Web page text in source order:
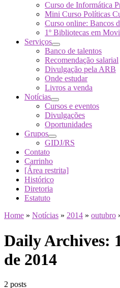
Curso de Informática
Mini Curso Políticas
Curso online: Bancos
1º Bibliotecas em
Serviços
Banco de talentos
Recomendação salarial
Divulgação pela ARB
Onde estudar
Livros a venda
Notícias
Cursos e eventos
Divulgações
Oportunidades
Grupos
GIDJ/RS
Contato
Carrinho
[Área restrita]
Histórico
Diretoria
Estatuto
Home » Notícias » 2014 » outubro
Daily Archives:
de 2014
2 posts